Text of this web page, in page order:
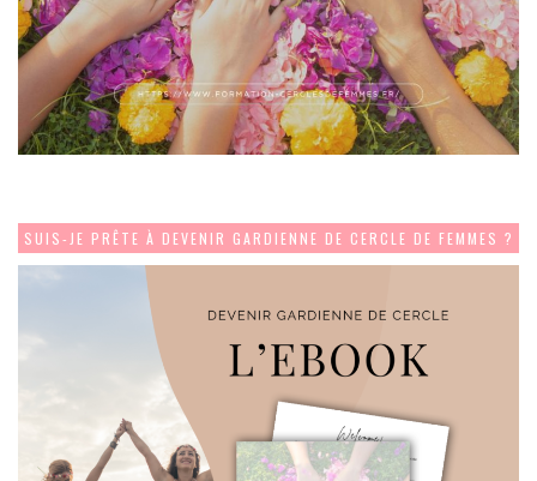
SUIS-JE PRÊTE À DEVENIR GARDIENNE DE CERCLE DE FEMMES ?